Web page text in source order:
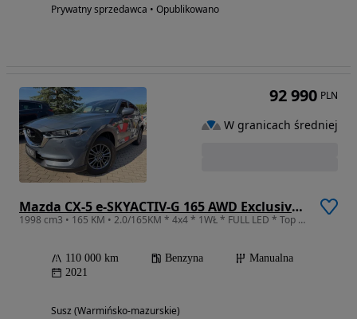
Prywatny sprzedawca • Opublikowano
Mazda CX-5 e-SKYACTIV-G 165 AWD Exclusive-Line
1998 cm3 • 165 KM • 2.0/165KM * 4x4 * 1WŁ * FULL LED * Top Auto *
110 000 km Benzyna
Manualna
2021
Susz (Warmińsko-mazurskie)
92 990 PLN
W granicach średniej